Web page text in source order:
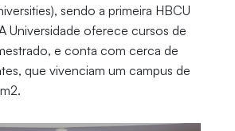
sendo a primeira HBCU
Universidade oferece cursos de
e conta com cerca de
que vivenciam um campus de